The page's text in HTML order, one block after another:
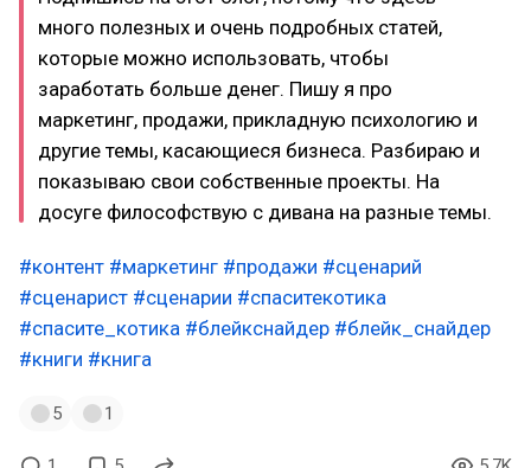
много полезных и очень подробных статей,
которые можно использовать, чтобы
заработать больше денег. Пишу я про
маркетинг, продажи, прикладную психологию и
другие темы, касающиеся бизнеса. Разбираю и
показываю свои собственные проекты. На
досуге философствую с дивана на разные темы.
#контент #маркетинг #продажи #сценарий
#сценарист #сценарии #спаситекотика
#спасите_котика #блейкснайдер #блейк_снайдер
#книги #книга
5 1